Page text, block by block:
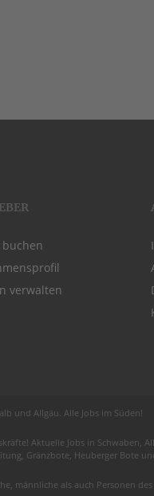
buchen
verwalten
und Allgäu. Alle Jobs im Süden!
Aktuelle Jobs in Schwaben,
Gränzbote, Heuberger Bote
männliche als auch Personen